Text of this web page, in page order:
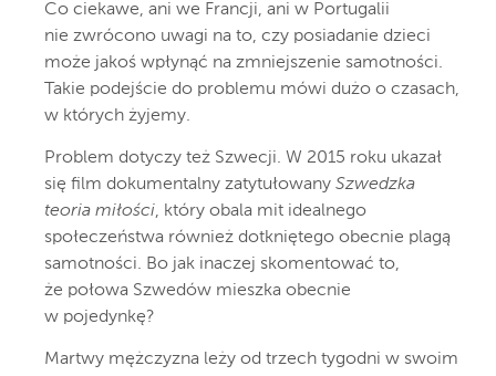
Co ciekawe, ani we Francji, ani w Portugalii
nie zwrócono uwagi na to, czy posiadanie dzieci
może jakoś wpłynąć na zmniejszenie samotności.
Takie podejście do problemu mówi dużo o czasach,
w których żyjemy.
Problem dotyczy też Szwecji. W 2015 roku ukazał
się film dokumentalny zatytułowany Szwedzka
teoria miłości, który obala mit idealnego
społeczeństwa również dotkniętego obecnie plagą
samotności. Bo jak inaczej skomentować to,
że połowa Szwedów mieszka obecnie
w pojedynkę?
Martwy mężczyzna leży od trzech tygodni w swoim